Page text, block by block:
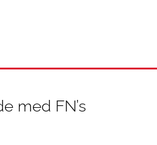
med FN’s